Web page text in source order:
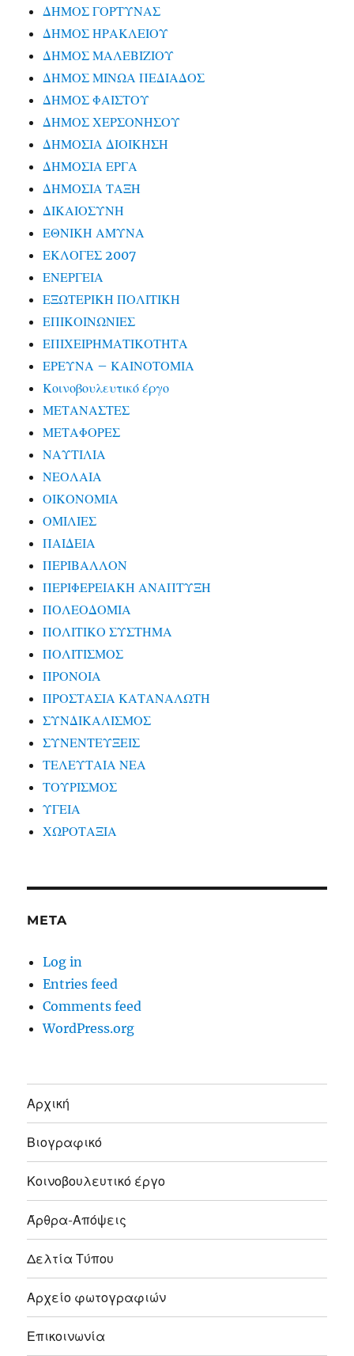
ΔΗΜΟΣ ΓΟΡΤΥΝΑΣ
ΔΗΜΟΣ ΗΡΑΚΛΕΙΟΥ
ΔΗΜΟΣ ΜΑΛΕΒΙΖΙΟΥ
ΔΗΜΟΣ ΜΙΝΩΑ ΠΕΔΙΑΔΟΣ
ΔΗΜΟΣ ΦΑΙΣΤΟΥ
ΔΗΜΟΣ ΧΕΡΣΟΝΗΣΟΥ
ΔΗΜΟΣΙΑ ΔΙΟΙΚΗΣΗ
ΔΗΜΟΣΙΑ ΕΡΓΑ
ΔΗΜΟΣΙΑ ΤΑΞΗ
ΔΙΚΑΙΟΣΥΝΗ
ΕΘΝΙΚΗ ΑΜΥΝΑ
ΕΚΛΟΓΕΣ 2007
ΕΝΕΡΓΕΙΑ
ΕΞΩΤΕΡΙΚΗ ΠΟΛΙΤΙΚΗ
ΕΠΙΚΟΙΝΩΝΙΕΣ
ΕΠΙΧΕΙΡΗΜΑΤΙΚΟΤΗΤΑ
ΕΡΕΥΝΑ – ΚΑΙΝΟΤΟΜΙΑ
Κοινοβουλευτικό έργο
ΜΕΤΑΝΑΣΤΕΣ
ΜΕΤΑΦΟΡΕΣ
ΝΑΥΤΙΛΙΑ
ΝΕΟΛΑΙΑ
ΟΙΚΟΝΟΜΙΑ
ΟΜΙΛΙΕΣ
ΠΑΙΔΕΙΑ
ΠΕΡΙΒΑΛΛΟΝ
ΠΕΡΙΦΕΡΕΙΑΚΗ ΑΝΑΠΤΥΞΗ
ΠΟΛΕΟΔΟΜΙΑ
ΠΟΛΙΤΙΚΟ ΣΥΣΤΗΜΑ
ΠΟΛΙΤΙΣΜΟΣ
ΠΡΟΝΟΙΑ
ΠΡΟΣΤΑΣΙΑ ΚΑΤΑΝΑΛΩΤΗ
ΣΥΝΔΙΚΑΛΙΣΜΟΣ
ΣΥΝΕΝΤΕΥΞΕΙΣ
ΤΕΛΕΥΤΑΙΑ ΝΕΑ
ΤΟΥΡΙΣΜΟΣ
ΥΓΕΙΑ
ΧΩΡΟΤΑΞΙΑ
META
Log in
Entries feed
Comments feed
WordPress.org
Αρχική
Βιογραφικό
Κοινοβουλευτικό έργο
Άρθρα-Απόψεις
Δελτία Τύπου
Αρχείο φωτογραφιών
Επικοινωνία